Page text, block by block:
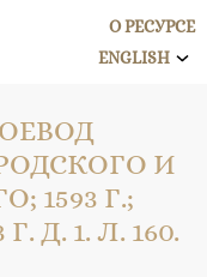
О РЕСУРСЕ
ENGLISH
И
1593 Г.;
Д. 1. Л. 160.